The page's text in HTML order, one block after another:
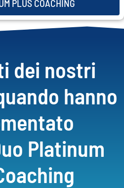
PLUS COACHING
dei nostri
hanno
Platinum